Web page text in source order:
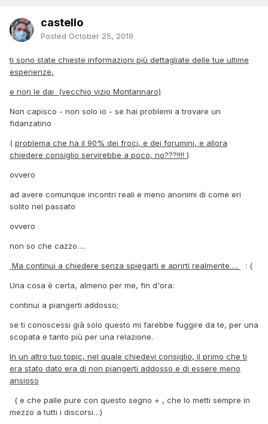
castello
Posted October 25, 2019
ti sono state chieste informazioni più dettagliate delle tue ultime
esperienze,
e non le dai (vecchio vizio Montannaro)
Non capisco - non solo io - se hai problemi a trovare un
fidanzatino
( problema che ha il 90% dei froci, e dei forumini, e allora
chiedere consiglio servirebbe a poco, no???!!!! )
ovvero
ad avere comunque incontri reali e meno anonimi di come eri
solito nel passato
ovvero
non so che cazzo….
Ma continui a chiedere senza spiegarti e aprirti realmente…. : (
Una cosa è certa, almeno per me, fin d'ora:
continui a piangerti addosso;
se ti conoscessi già solo questo mi farebbe fuggire da te, per una
scopata e tanto più per una relazione.
In un altro tuo topic, nel quale chiedevi consiglio, il primo che ti
era stato dato era di non piangerti addosso e di essere meno
ansioso
( e che palle pure con questo segno + , che lo metti sempre in
mezzo a tutti i discorsi…)